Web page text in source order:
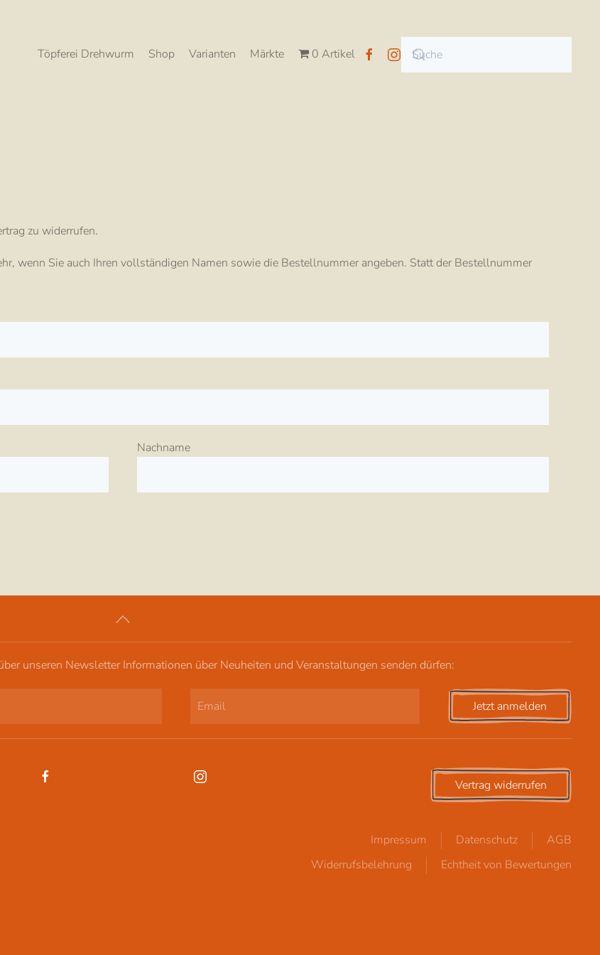
Töpferei Drehwurm
Shop Varianten Märkte 0 Artikel
zu widerrufen.
wenn Sie auch Ihren vollständigen Namen sowie die Bestellnummer angeben. Statt der Bestellnummer
Nachname
unseren Newsletter Informationen über Neuheiten und Veranstaltungen senden dürfen:
Jetzt anmelden
Vertrag widerrufen
Impressum Datenschutz
AGB
Widerrufsbelehrung
Echtheit von Bewertungen